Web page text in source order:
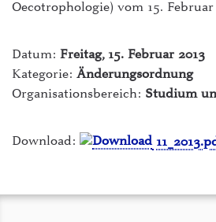
von externen
intern - Die
myFH-Portal
Oecotrophologie) vom 15. Februar
Datum: Freitag, 15. Februar 2013
Kategorie: Änderungsordnung
Organisationsbereich: Studium
Download: